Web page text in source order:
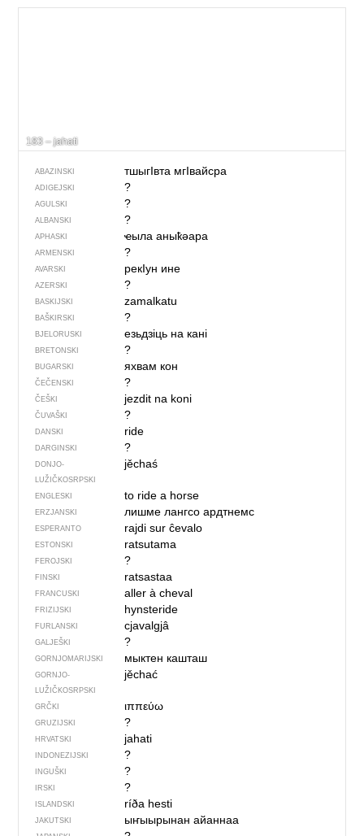
183 – jahati
ABAZINSKI тшыгIвта мгIвайсра
ADIGEJSKI ?
AGULSKI ?
ALBANSKI ?
APHASKI ҽыла аныҟәара
ARMENSKI ?
AVARSKI рекIун ине
AZERSKI ?
BASKIJSKI zamalkatu
BAŠKIRSKI ?
BJELORUSKI езьдзіць на кані
BRETONSKI ?
BUGARSKI яхвам кон
ČEČENSKI ?
ČEŠKI jezdit na koni
ČUVAŠKI ?
DANSKI ride
DARGINSKI ?
DONJO­
LUŽIČKOSRPSKI
jěchaś
ENGLESKI to ride a horse
ERZJANSKI лишме лангсо ардтнемс
ESPERANTO rajdi sur ĉevalo
ESTONSKI ratsutama
FEROJSKI ?
FINSKI ratsastaa
FRANCUSKI aller à cheval
FRIZIJSKI hynsteride
FURLANSKI cjavalgjâ
GALJEŠKI ?
GORNJOMARIJSKI мыктен кашташ
GORNJO­
LUŽIČKOSRPSKI
jěchać
GRČKI ιππεύω
GRUZIJSKI ?
HRVATSKI jahati
INDONEZIJSKI ?
INGUŠKI ?
IRSKI ?
ISLANDSKI ríða hesti
JAKUTSKI ыҥыырынан айаннаа